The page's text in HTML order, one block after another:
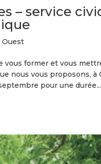
– service
Ouest
vous former et vous
nous vous proposons, à
pour une durée...